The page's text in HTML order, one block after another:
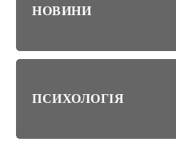
НОВИНИ
ПСИХОЛОГІЯ